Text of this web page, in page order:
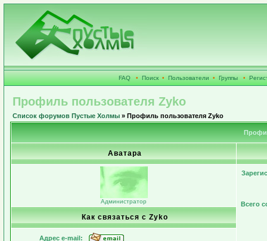
FAQ • Поиск • Пользователи • Группы •
Профиль пользователя Zyko
Список форумов Пустые Холмы » Профиль пользователя Zyko
Аватара
Администратор Всего
Как связаться с Zyko
Адрес e-mail: